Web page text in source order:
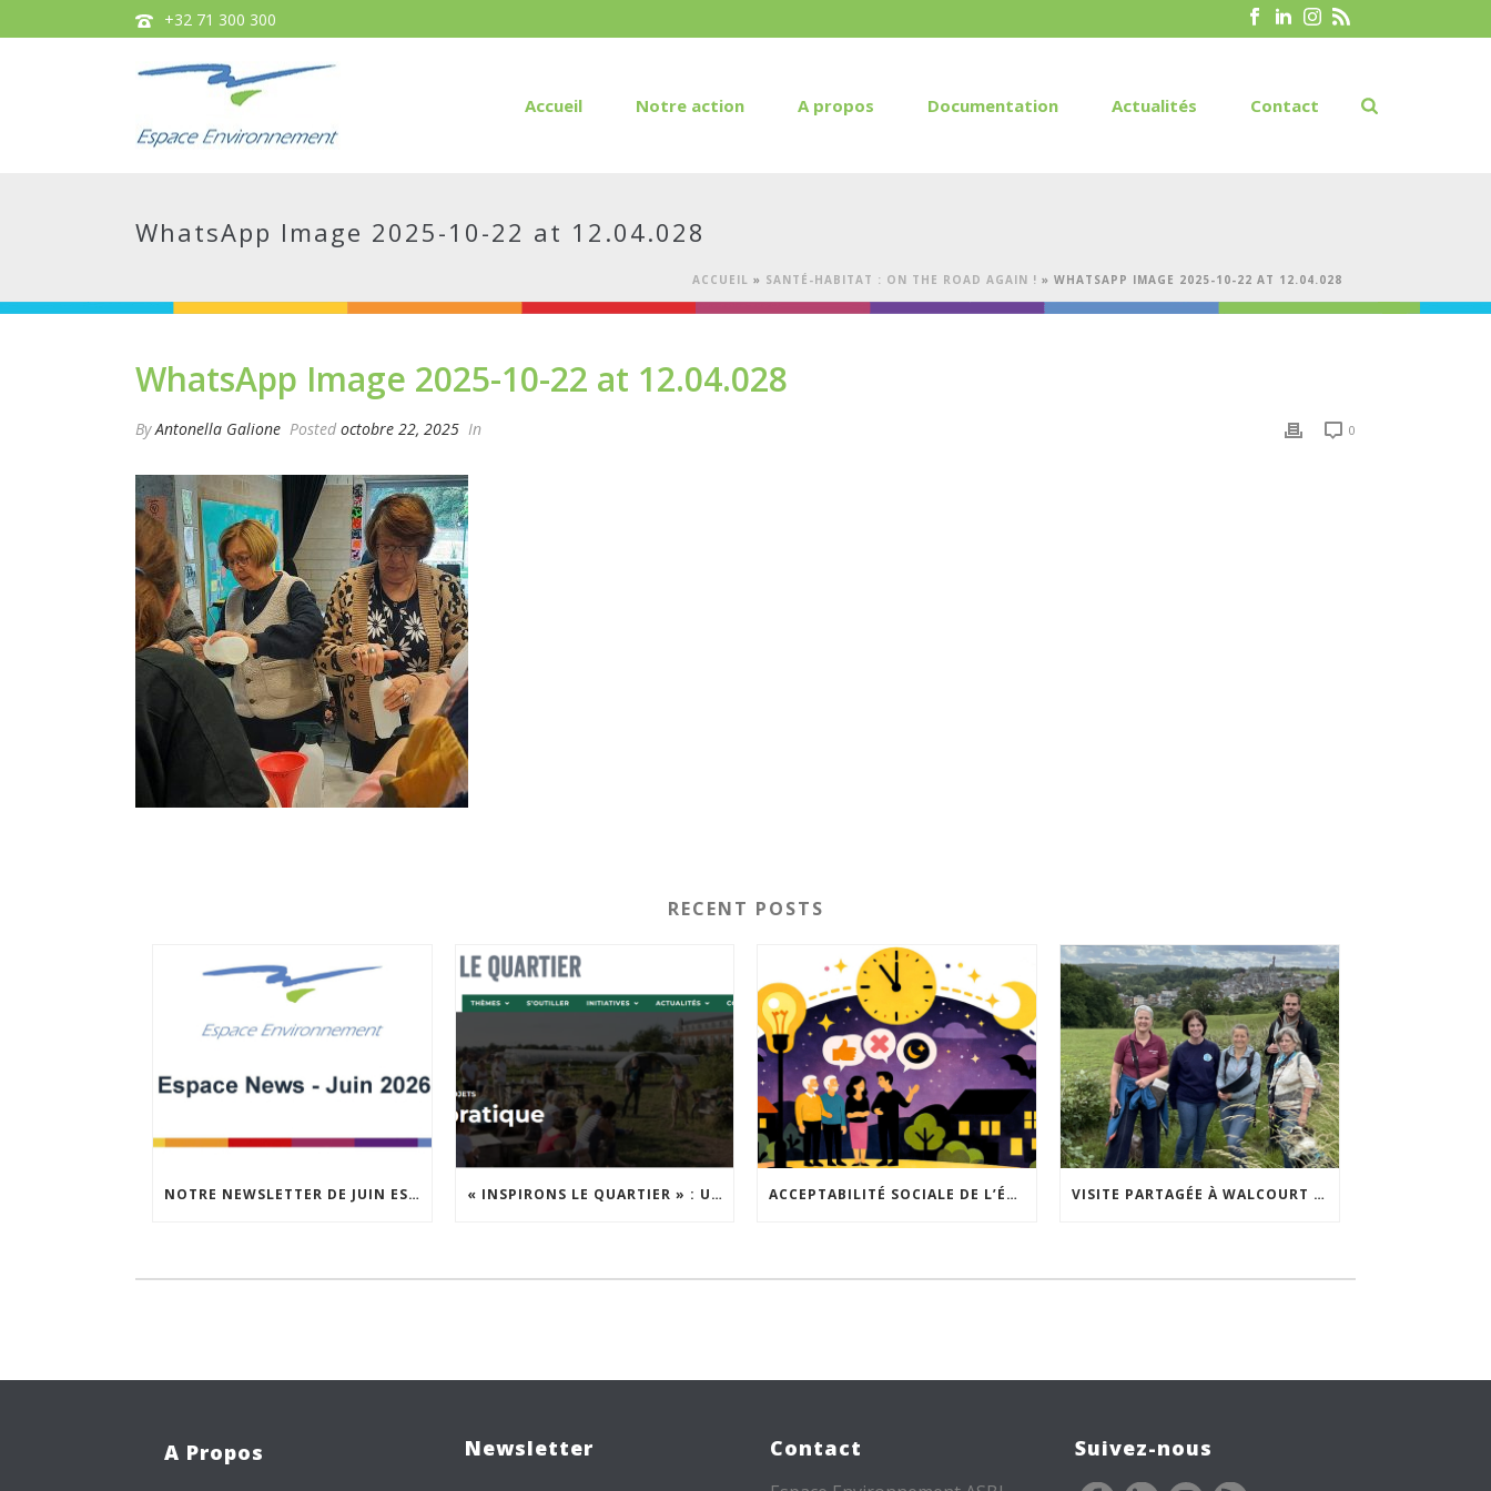
+32 71 300 300
Accueil Notre action A propos Documentation Actualités Contact
WhatsApp Image 2025-10-22 at 12.04.028
ACCUEIL » SANTÉ-HABITAT : ON THE ROAD AGAIN ! » WHATSAPP IMAGE 2025-10-22 AT 12.04.028
WhatsApp Image 2025-10-22 at 12.04.028
ByAntonella Galione Posted octobre 22, 2025 In 0
RECENT POSTS
NOTRE NEWSLETTER DE JUIN EST EN LIGNE ! « INSPIRONS LE QUARTIER » : UN NOUVEL APPEL À PROJETS EST LANCÉ ! ACCEPTABILITÉ SOCIALE DE L’ÉCLAIRAGE NOCTURNE : LE REPLAY EST DISPONIBLE VISITE PARTAGÉE À WALCOURT : UNE DÉMARCHE PARTICIPATIVE ANIMÉE PAR ESPACE ENVIRONNEMENT
A Propos Newsletter Contact Suivez-nous